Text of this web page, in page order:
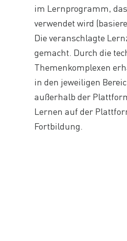
im Lernprogramm,
verwendet wird
Die veranschlagte
gemacht. Durch die
Themenkomplexen
in den jeweiligen
außerhalb der
Lernen auf der
Fortbildung.